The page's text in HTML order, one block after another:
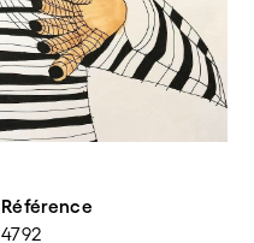
Référence
4792